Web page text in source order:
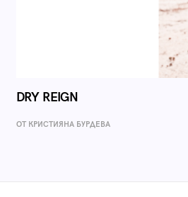
DRY REIGN
ОТ КРИСТИЯНА БУРДЕВА